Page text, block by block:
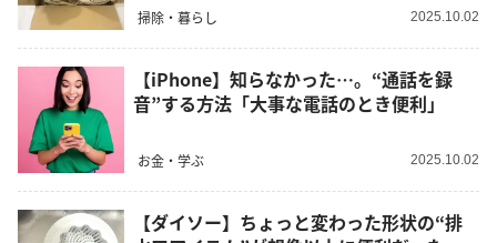
掃除・暮らし 2025.10.02
【iPhone】知らなかった…。“通話を録
音”する方法「大事な電話のとき便利」
お金・学ぶ 2025.10.02
【ダイソー】ちょっと変わった形状の“排